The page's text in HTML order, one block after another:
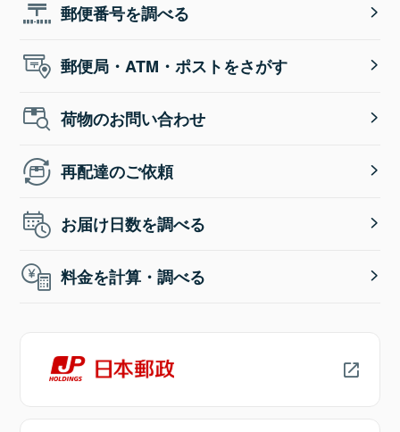
郵便番号を調べる
郵便局・ATM・ポストをさがす
荷物のお問い合わせ
再配達のご依頼
お届け日数を調べる
料金を計算・調べる